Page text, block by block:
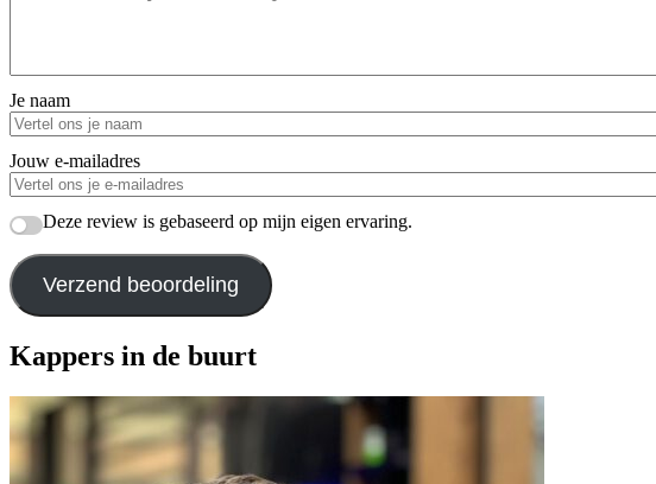
Je naam
Jouw e-mailadres
Deze review is gebaseerd op mijn eigen ervaring.
Verzend beoordeling
Kappers in de buurt